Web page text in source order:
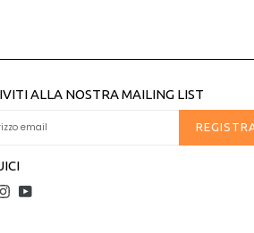
ALLA NOSTRA MAILING LIST
Instagram
YouTube